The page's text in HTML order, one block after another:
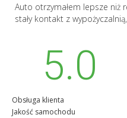
Auto otrzymałem lepsze niż
stały kontakt z
5.0
Obsługa klienta
Jakość samochodu